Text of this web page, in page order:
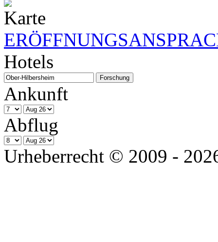
Hotels
Ankunft
Abflug
Urheberrecht © 2009 -